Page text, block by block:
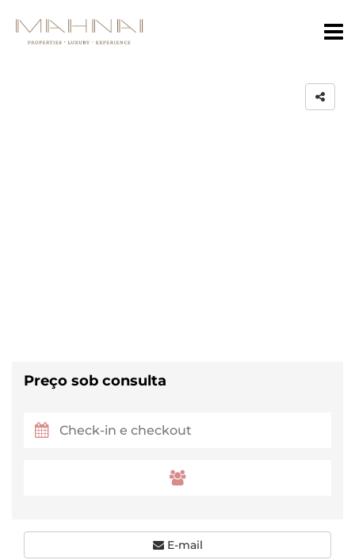
Preço sob consulta
E-mail